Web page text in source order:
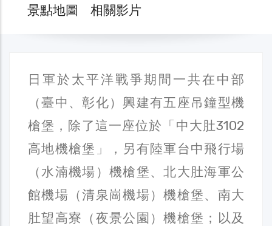
景點地圖
相關影片
日軍於太平洋戰爭期間一共在中部
（臺中、彰化）興建有五座吊鐘型機
槍堡，除了這一座位於「中大肚3102
高地機槍堡」，另有陸軍台中飛行場
（水湳機場）機槍堡、北大肚海軍公
館機場（清泉崗機場）機槍堡、南大
肚望高寮（夜景公園）機槍堡；以及